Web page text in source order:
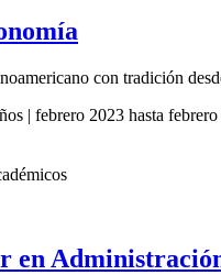
con tradición
| febrero 2023 hasta
en